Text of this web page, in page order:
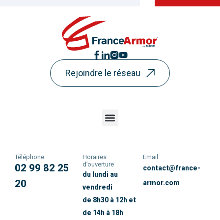
Rejoindre le réseau
Téléphone
02 99 82 25
20
Horaires
d’ouverture
du lundi au
vendredi
de 8h30 à 12h et
de 14h à 18h
Email
contact@france-
armor.com